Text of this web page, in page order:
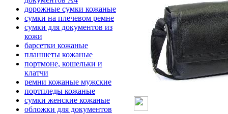
дорожные сумки кожаные
сумки на плечевом ремне
сумки для документов из
кожи
барсетки кожаные
планшеты кожаные
портмоне, кошельки и
клатчи
ремни кожаные мужские
портпледы кожаные
сумки женские кожаные
обложки для документов